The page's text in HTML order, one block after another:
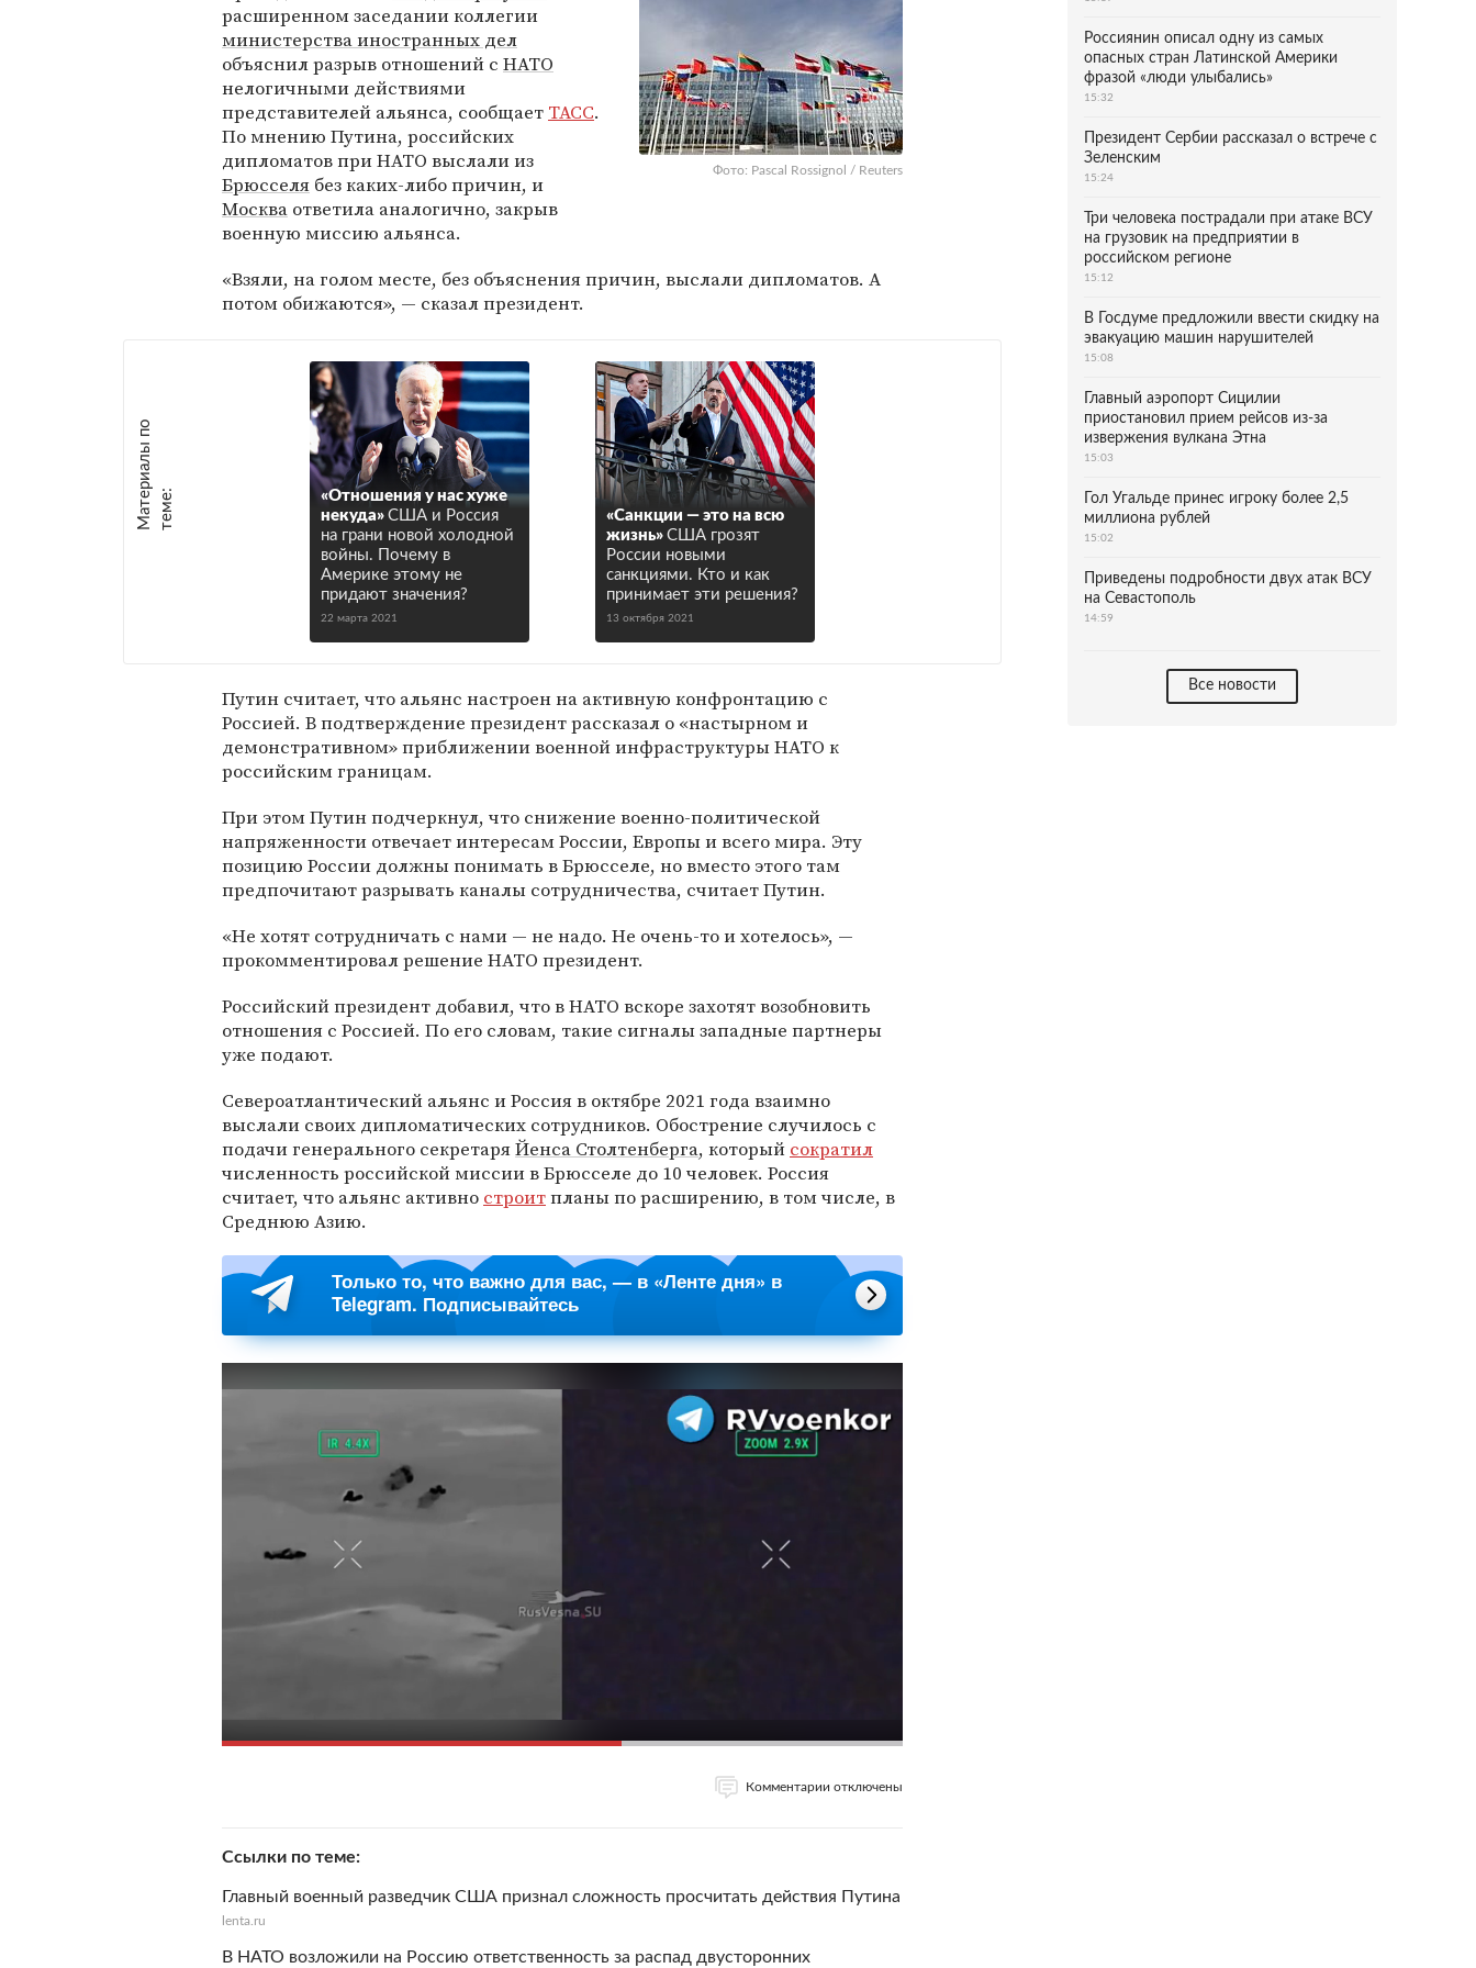
Фото: Pascal Rossignol / Reuters
расширенном заседании коллегии
министерства иностранных дел
объяснил разрыв отношений с НАТО
нелогичными действиями
представителей альянса, сообщает ТАСС.
По мнению Путина, российских
дипломатов при НАТО выслали из
Брюсселя без каких-либо причин, и
Москва ответила аналогично, закрыв
военную миссию альянса.
«Взяли, на голом месте, без объяснения причин, выслали дипломатов. А
потом обижаются», — сказал президент.
М
а
т е
р
и
а
л
ы
п
о
т
е
м
е :
«Отношения у нас хуже
некуда» США и Россия
на грани новой холодной
войны. Почему в
Америке этому не
придают значения?
22 марта 2021
«Санкции — это на всю
жизнь» США грозят
России новыми
санкциями. Кто и как
принимает эти решения?
13 октября 2021
Путин считает, что альянс настроен на активную конфронтацию с
Россией. В подтверждение президент рассказал о «настырном и
демонстративном» приближении военной инфраструктуры НАТО к
российским границам.
При этом Путин подчеркнул, что снижение военно-политической
напряженности отвечает интересам России, Европы и всего мира. Эту
позицию России должны понимать в Брюсселе, но вместо этого там
предпочитают разрывать каналы сотрудничества, считает Путин.
«Не хотят сотрудничать с нами — не надо. Не очень-то и хотелось», —
прокомментировал решение НАТО президент.
Российский президент добавил, что в НАТО вскоре захотят возобновить
отношения с Россией. По его словам, такие сигналы западные партнеры
уже подают.
Североатлантический альянс и Россия в октябре 2021 года взаимно
выслали своих дипломатических сотрудников. Обострение случилось с
подачи генерального секретаряЙенса Столтенберга, который сократил
численность российской миссии в Брюсселе до 10 человек. Россия
считает, что альянс активно строитпланы по расширению, в том числе, в
Среднюю Азию.
Только то, что важно для вас, — в «Ленте дня» в
Telegram. Подписывайтесь
Комментарии отключены
Ссылки по теме
Главный военный разведчик США признал сложность просчитать действия Путина
lenta.ru
В НАТО возложили на Россию ответственность за распад двусторонних
Россиянин описал одну из самых
опасных стран Латинской Америки
фразой «люди улыбались»
15:32
Президент Сербии рассказал о встрече с
Зеленским
15:24
Три человека пострадали при атаке ВСУ
на грузовик на предприятии в
российском регионе
15:12
В Госдуме предложили ввести скидку на
эвакуацию машин нарушителей
15:08
Главный аэропорт Сицилии
приостановил прием рейсов из-за
извержения вулкана Этна
15:03
Гол Угальде принес игроку более 2,5
миллиона рублей
15:02
Приведены подробности двух атак ВСУ
на Севастополь
14:59
Все новости